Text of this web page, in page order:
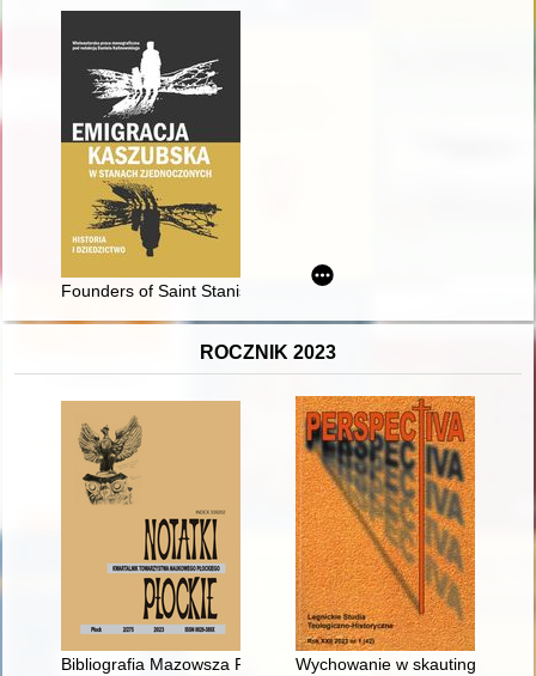
Founders of Saint Stanislaus Kostka Parish in Winona,
ROCZNIK 2023
Bibliografia Mazowsza Płockiego za okres 1 IV - 30 VI 2022 r
Wychowanie w skautingu -